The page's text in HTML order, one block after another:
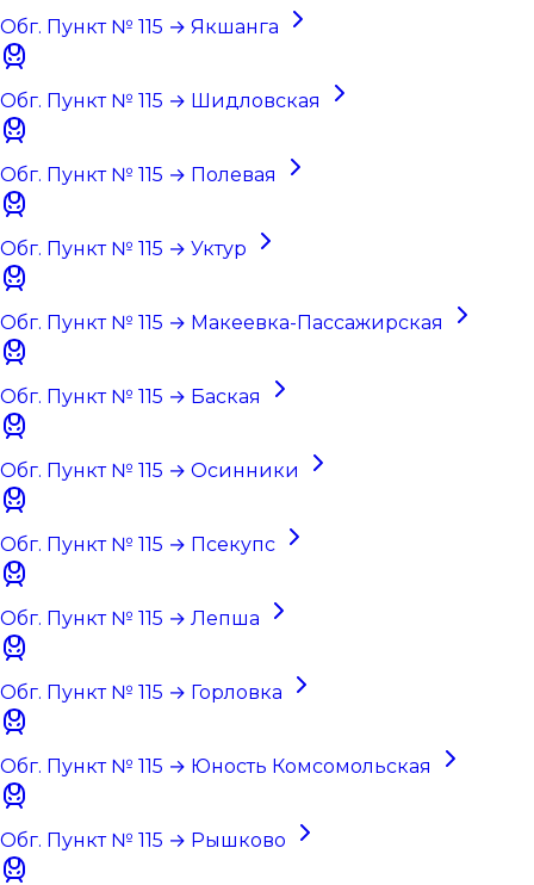
Обг. Пункт № 115 → Якшанга
Обг. Пункт № 115 → Шидловская
Обг. Пункт № 115 → Полевая
Обг. Пункт № 115 → Уктур
Обг. Пункт № 115 → Макеевка-Пассажирская
Обг. Пункт № 115 → Баская
Обг. Пункт № 115 → Осинники
Обг. Пункт № 115 → Псекупс
Обг. Пункт № 115 → Лепша
Обг. Пункт № 115 → Горловка
Обг. Пункт № 115 → Юность Комсомольская
Обг. Пункт № 115 → Рышково